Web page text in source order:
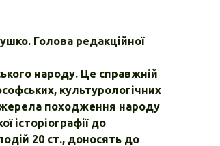
Голова редакційної
народу. Це справжній
культурологічних
походження народу
історіографії до
20 ст., доносять до